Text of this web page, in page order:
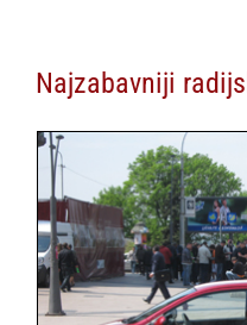
Najzabavniji